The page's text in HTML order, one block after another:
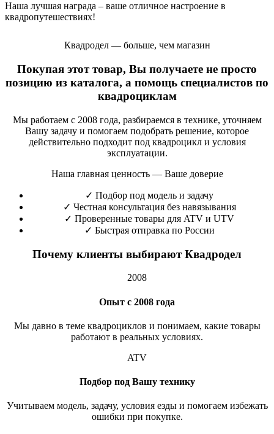
Наша лучшая награда – ваше отличное настроение в
квадропутешествиях!
Квадродел — больше, чем магазин
Покупая этот товар, Вы получаете не просто
позицию из каталога, а помощь специалистов по
квадроциклам
Мы работаем с 2008 года, разбираемся в технике, уточняем
Вашу задачу и помогаем подобрать решение, которое
действительно подходит под квадроцикл и условия
эксплуатации.
Наша главная ценность — Ваше доверие
✓ Подбор под модель и задачу
✓ Честная консультация без навязывания
✓ Проверенные товары для ATV и UTV
✓ Быстрая отправка по России
Почему клиенты выбирают Квадродел
2008
Опыт с 2008 года
Мы давно в теме квадроциклов и понимаем, какие товары
работают в реальных условиях.
ATV
Подбор под Вашу технику
Учитываем модель, задачу, условия езды и помогаем избежать
ошибки при покупке.